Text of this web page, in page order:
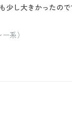
し大きかったの
系）